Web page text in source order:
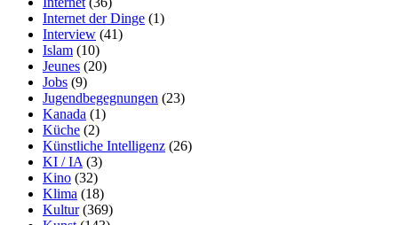
Internet der Dinge (1)
Interview (41)
Islam (10)
Jeunes (20)
Jobs (9)
Jugendbegegnungen (23)
Kanada (1)
Küche (2)
Künstliche Intelligenz (26)
KI / IA(3)
Kino (32)
Klima (18)
Kultur(369)